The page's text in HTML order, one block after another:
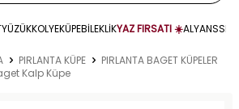
YÜZÜKKOLYEKÜPEBİLEKLİKYAZ FIRSATI ☀️ALYANS
PIRLANTA KÜPE
PIRLANTA BAGET KÜPELER
Kalp Küpe